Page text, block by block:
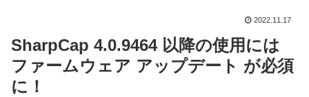
2022.11.17
SharpCap 4.0.9464 以降の使用には
ファームウェア アップデート が必須
に！